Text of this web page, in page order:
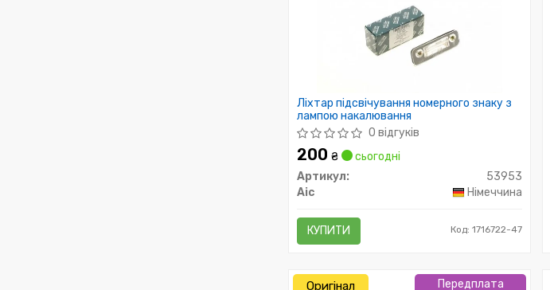
Ліхтар підсвічування номерного знаку з
лампою накалювання
0 відгуків
200 ₴
сьогодні
Артикул:
53953
Aic
Німеччина
КУПИТИ Код: 1716722-47
Передплата
Оригінал